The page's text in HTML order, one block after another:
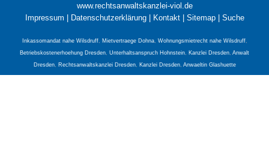
www.rechtsanwaltskanzlei-viol.de
Impressum | Datenschutzerklärung| Kontakt| Sitemap| Suche
Inkassomandat nahe Wilsdruff, Mietvertraege Dohna, Wohnungsmietrecht nahe Wilsdruff,
Betriebskostenerhoehung Dresden, Unterhaltsanspruch Hohnstein, Kanzlei Dresden, Anwalt
Dresden, Rechtsanwaltskanzlei Dresden, Kanzlei Dresden, Anwaeltin Glashuette